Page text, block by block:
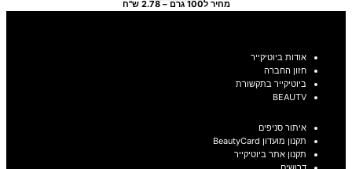
מחיר ל100 גרם – 2.78 ש"ח
אודות ביוטיקייר
חזון החברה
ביוטיקייר בתקשורת
BEAUTV
איתור סניפים
תקנון מועדון BeautyCard
תקנון אתר ביוטיקייר